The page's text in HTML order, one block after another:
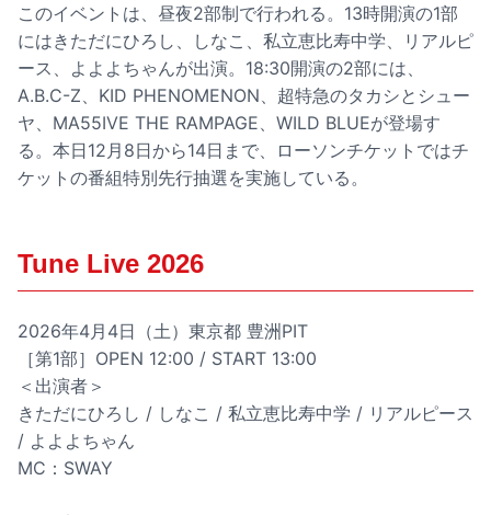
このイベントは、昼夜2部制で行われる。13時開演の1部
にはきただにひろし、しなこ、私立恵比寿中学、リアルピ
ース、よよよちゃんが出演。18:30開演の2部には、
A.B.C-Z、KID PHENOMENON、超特急のタカシとシュー
ヤ、MA55IVE THE RAMPAGE、WILD BLUEが登場す
る。本日12月8日から14日まで、ローソンチケットではチ
ケットの番組特別先行抽選を実施している。
Tune Live 2026
2026年4月4日（土）東京都 豊洲PIT
［第1部］OPEN 12:00 / START 13:00
＜出演者＞
きただにひろし / しなこ / 私立恵比寿中学 / リアルピース
/ よよよちゃん
MC：SWAY